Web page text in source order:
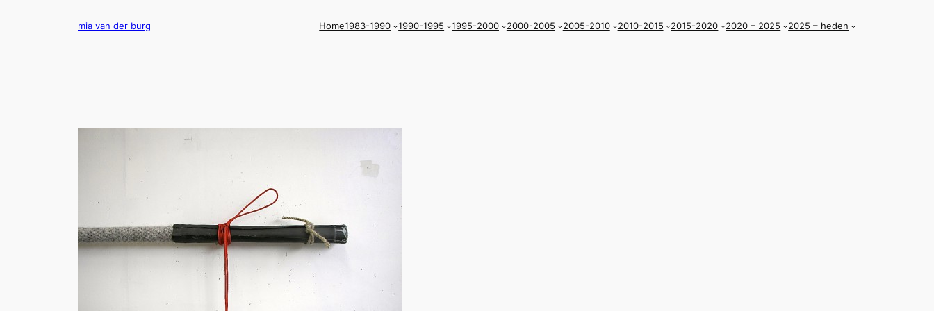
mia van der burg Home1983-1990 1990-1995 1995-2000 2000-2005 2005-2010 2010-2015 2015-2020 2020 – 2025 2025 – heden